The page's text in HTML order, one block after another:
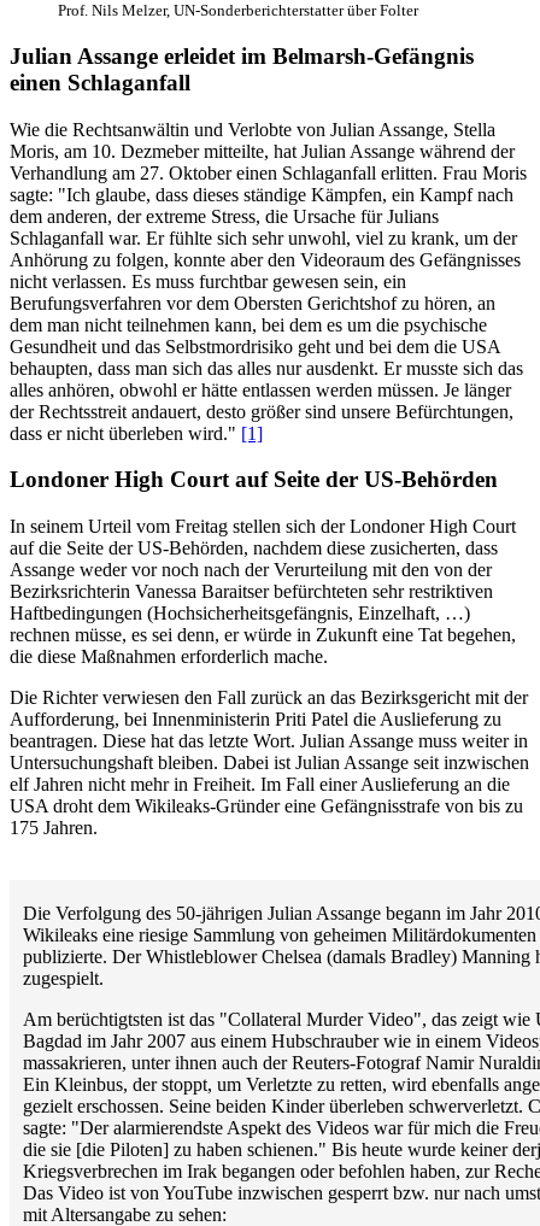
Prof. Nils Melzer, UN-Sonderberichterstatter über Folter
Julian Assange erleidet im Belmarsh-Gefängnis
einen Schlaganfall
Wie die Rechtsanwältin und Verlobte von Julian Assange, Stella
Moris, am 10. Dezmeber mitteilte, hat Julian Assange während der
Verhandlung am 27. Oktober einen Schlaganfall erlitten. Frau Moris
sagte: "Ich glaube, dass dieses ständige Kämpfen, ein Kampf nach
dem anderen, der extreme Stress, die Ursache für Julians
Schlaganfall war. Er fühlte sich sehr unwohl, viel zu krank, um der
Anhörung zu folgen, konnte aber den Videoraum des Gefängnisses
nicht verlassen. Es muss furchtbar gewesen sein, ein
Berufungsverfahren vor dem Obersten Gerichtshof zu hören, an
dem man nicht teilnehmen kann, bei dem es um die psychische
Gesundheit und das Selbstmordrisiko geht und bei dem die USA
behaupten, dass man sich das alles nur ausdenkt. Er musste sich das
alles anhören, obwohl er hätte entlassen werden müssen. Je länger
der Rechtsstreit andauert, desto größer sind unsere Befürchtungen,
dass er nicht überleben wird." [1]
Londoner High Court auf Seite der US-Behörden
In seinem Urteil vom Freitag stellen sich der Londoner High Court
auf die Seite der US-Behörden, nachdem diese zusicherten, dass
Assange weder vor noch nach der Verurteilung mit den von der
Bezirksrichterin Vanessa Baraitser befürchteten sehr restriktiven
Haftbedingungen (Hochsicherheitsgefängnis, Einzelhaft, …)
rechnen müsse, es sei denn, er würde in Zukunft eine Tat begehen,
die diese Maßnahmen erforderlich mache.
Die Richter verwiesen den Fall zurück an das Bezirksgericht mit der
Aufforderung, bei Innenministerin Priti Patel die Auslieferung zu
beantragen. Diese hat das letzte Wort. Julian Assange muss weiter in
Untersuchungshaft bleiben. Dabei ist Julian Assange seit inzwischen
elf Jahren nicht mehr in Freiheit. Im Fall einer Auslieferung an die
USA droht dem Wikileaks-Gründer eine Gefängnisstrafe von bis zu
175 Jahren.
Die Verfolgung des 50-jährigen Julian Assange begann im Jahr
Wikileaks eine riesige Sammlung von geheimen
publizierte. Der Whistleblower Chelsea (damals Bradley) Manning
zugespielt.
Am berüchtigtsten ist das "Collateral Murder Video", das zeigt wie
Bagdad im Jahr 2007 aus einem Hubschrauber wie in einem
massakrieren, unter ihnen auch der Reuters-Fotograf Namir
Ein Kleinbus, der stoppt, um Verletzte zu retten, wird ebenfalls
gezielt erschossen. Seine beiden Kinder überleben schwerverletzt.
sagte: "Der alarmierendste Aspekt des Videos war für mich die
die sie [die Piloten] zu haben schienen." Bis heute wurde keiner
Kriegsverbrechen im Irak begangen oder befohlen haben, zur
Das Video ist von YouTube inzwischen gesperrt bzw. nur nach
mit Altersangabe zu sehen: